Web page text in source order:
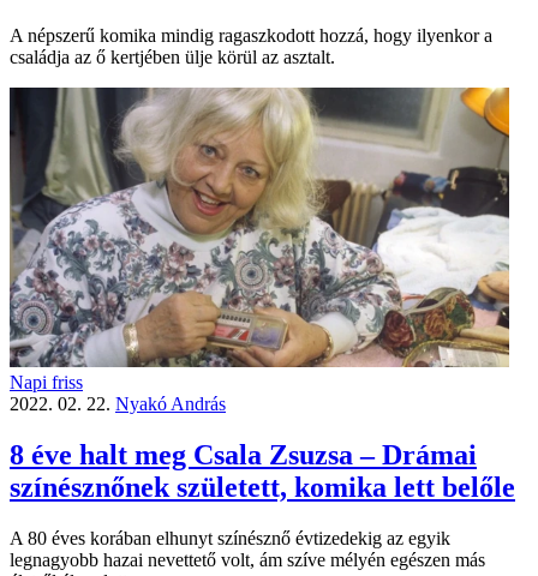
A népszerű komika mindig ragaszkodott hozzá, hogy ilyenkor a
családja az ő kertjében ülje körül az asztalt.
Napi friss
2022. 02. 22. Nyakó András
8 éve halt meg Csala Zsuzsa – Drámai
színésznőnek született, komika lett belőle
A 80 éves korában elhunyt színésznő évtizedekig az egyik
legnagyobb hazai nevettető volt, ám szíve mélyén egészen más